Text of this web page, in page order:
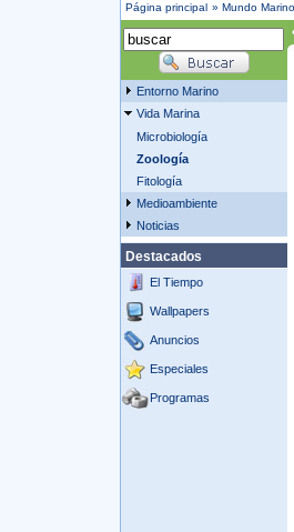
Página principal » Mundo Marino
Entorno Marino
Vida Marina
Microbiología
Zoología
Fitología
Medioambiente
Noticias
Destacados
El Tiempo
Wallpapers
Anuncios
Especiales
Programas